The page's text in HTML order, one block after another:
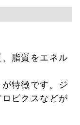
脂質をエネル
特徴です。ジ
ビクスなどが